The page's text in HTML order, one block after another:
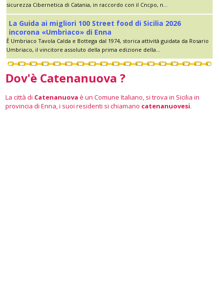
sicurezza Cibernetica di Catania, in raccordo con il Cncpo, n...
La Guida ai migliori 100 Street food di Sicilia 2026
incorona «Umbriaco» di Enna
È Umbriaco Tavola Calda e Bottega dal 1974, storica attività guidata da Rosario
Umbriaco, il vincitore assoluto della prima edizione della...
Dov'è Catenanuova ?
La città di Catenanuova è un Comune Italiano, si trova in Sicilia in
provincia di Enna, i suoi residenti si chiamano catenanuovesi.